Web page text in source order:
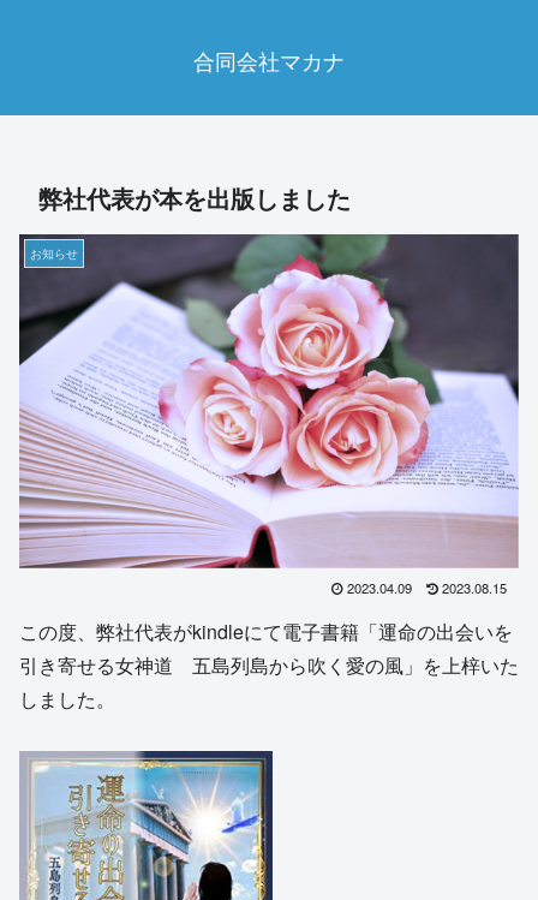
合同会社マカナ
弊社代表が本を出版しました
お知らせ
2023.04.09 2023.08.15
この度、弊社代表がkindleにて電子書籍「運命の出会いを
引き寄せる女神道 五島列島から吹く愛の風」を上梓いた
しました。